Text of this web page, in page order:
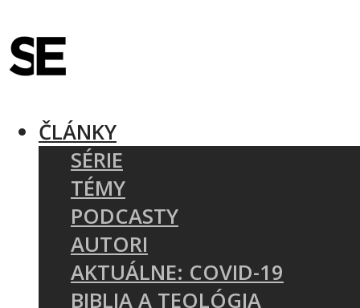
ČLÁNKY
SÉRIE
TÉMY
PODCASTY
AUTORI
AKTUÁLNE: COVID-19
BIBLIA A TEOLÓGIA